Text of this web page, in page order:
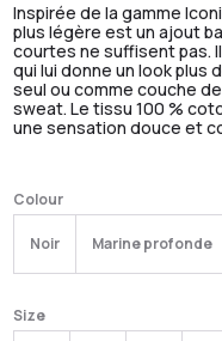
Inspirée de la gamme
plus légère est un ajout
courtes ne suffisent pas.
qui lui donne un look
seul ou comme couche
sweat. Le tissu 100 %
une sensation douce et
Colour
Noir Marine profonde
Size